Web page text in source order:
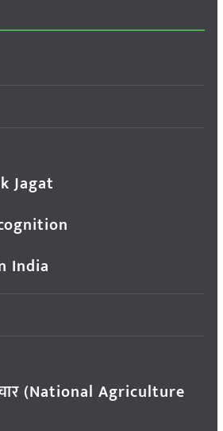
Jagat
India
(National Agriculture